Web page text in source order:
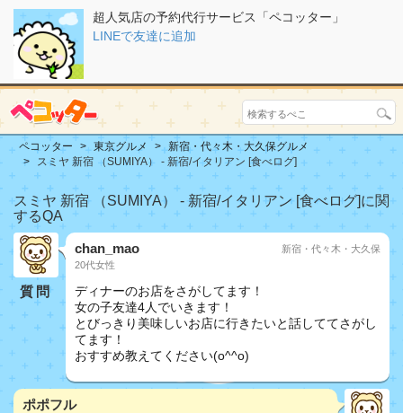
超人気店の予約代行サービス「ペコッター」
LINEで友達に追加
ペコッター 東京グルメ
新宿・代々木・大久保グルメ
スミヤ 新宿 （SUMIYA） - 新宿/イタリアン [食べログ]
スミヤ 新宿 （SUMIYA） - 新宿/イタリアン [食べログ]に関
するQA
質問
chan_mao
20代女性
新宿・代々木・大久保
ディナーのお店をさがしてます！
女の子友達4人でいきます！
とびっきり美味しいお店に行きたいと話しててさがし
てます！
おすすめ教えてください(o^^o)
ポポフル